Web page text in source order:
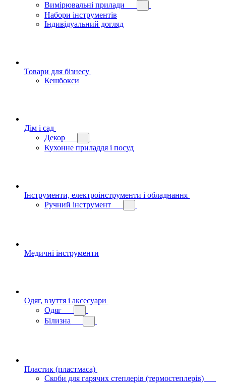
Вимірювальні прилади
Набори інструментів
Індивідуальний догляд
Товари для бізнесу
Кешбокси
Дім і сад
Декор
Кухонне приладдя і посуд
Інструменти, електроінструменти і обладнання
Ручний інструмент
Медичні інструменти
Одяг, взуття і аксесуари
Одяг
Білизна
Пластик (пластмаса)
Скоби для гарячих степлерів (термостеплерів)